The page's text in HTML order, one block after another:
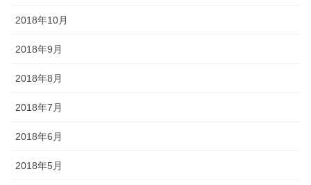
2018年10月
2018年9月
2018年8月
2018年7月
2018年6月
2018年5月